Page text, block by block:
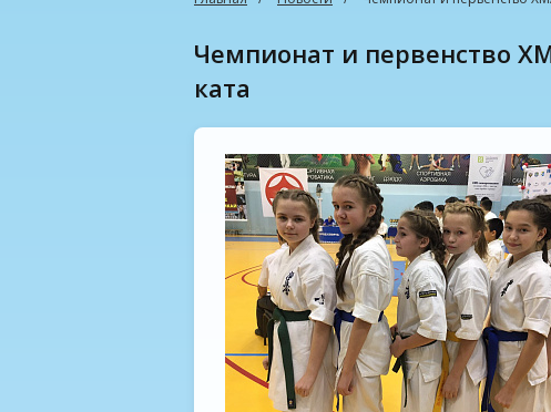
Чемпионат и первенство ХМАО-Югры по киокусинкай в разде
ката